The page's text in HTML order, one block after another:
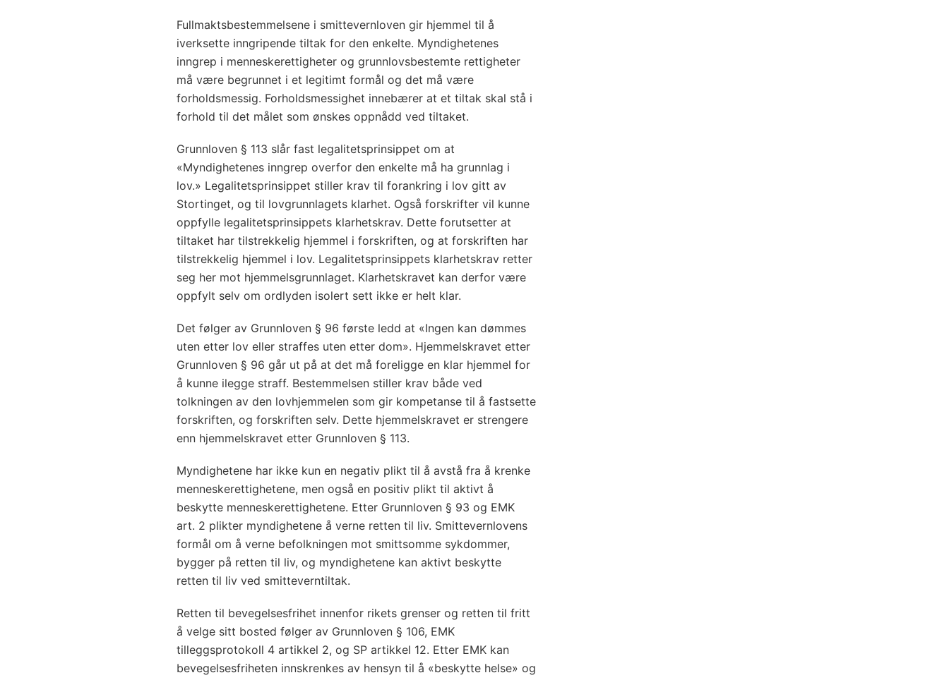
Fullmaktsbestemmelsene i smittevernloven gir hjemmel til å
iverksette inngripende tiltak for den enkelte. Myndighetenes
inngrep i menneskerettigheter og grunnlovsbestemte rettigheter
må være begrunnet i et legitimt formål og det må være
forholdsmessig. Forholdsmessighet innebærer at et tiltak skal stå i
forhold til det målet som ønskes oppnådd ved tiltaket.
Grunnloven § 113 slår fast legalitetsprinsippet om at
«Myndighetenes inngrep overfor den enkelte må ha grunnlag i
lov.» Legalitetsprinsippet stiller krav til forankring i lov gitt av
Stortinget, og til lovgrunnlagets klarhet. Også forskrifter vil kunne
oppfylle legalitetsprinsippets klarhetskrav. Dette forutsetter at
tiltaket har tilstrekkelig hjemmel i forskriften, og at forskriften har
tilstrekkelig hjemmel i lov. Legalitetsprinsippets klarhetskrav retter
seg her mot hjemmelsgrunnlaget. Klarhetskravet kan derfor være
oppfylt selv om ordlyden isolert sett ikke er helt klar.
Det følger av Grunnloven § 96 første ledd at «Ingen kan dømmes
uten etter lov eller straffes uten etter dom». Hjemmelskravet etter
Grunnloven § 96 går ut på at det må foreligge en klar hjemmel for
å kunne ilegge straff. Bestemmelsen stiller krav både ved
tolkningen av den lovhjemmelen som gir kompetanse til å fastsette
forskriften, og forskriften selv. Dette hjemmelskravet er strengere
enn hjemmelskravet etter Grunnloven § 113.
Myndighetene har ikke kun en negativ plikt til å avstå fra å krenke
menneskerettighetene, men også en positiv plikt til aktivt å
beskytte menneskerettighetene. Etter Grunnloven § 93 og EMK
art. 2 plikter myndighetene å verne retten til liv. Smittevernlovens
formål om å verne befolkningen mot smittsomme sykdommer,
bygger på retten til liv, og myndighetene kan aktivt beskytte
retten til liv ved smitteverntiltak.
Retten til bevegelsesfrihet innenfor rikets grenser og retten til fritt
å velge sitt bosted følger av Grunnloven § 106, EMK
tilleggsprotokoll 4 artikkel 2, og SP artikkel 12. Etter EMK kan
bevegelsesfriheten innskrenkes av hensyn til å «beskytte helse» og